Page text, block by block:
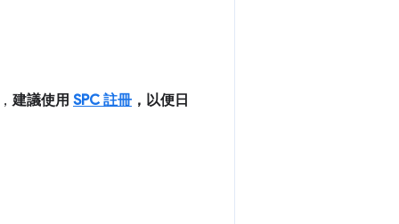
建議使用 SPC 註冊 ，以便日